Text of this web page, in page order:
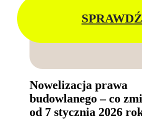
SPRAWDŹ
Nowelizacja prawa
budowlanego – co
od 7 stycznia 2026